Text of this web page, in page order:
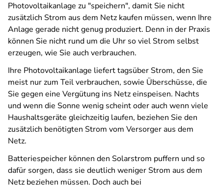
Photovoltaikanlage zu "speichern", damit Sie nicht
zusätzlich Strom aus dem Netz kaufen müssen, wenn Ihre
Anlage gerade nicht genug produziert. Denn in der Praxis
können Sie nicht rund um die Uhr so viel Strom selbst
erzeugen, wie Sie auch verbrauchen.
Ihre Photovoltaikanlage liefert tagsüber Strom, den Sie
meist nur zum Teil verbrauchen, sowie Überschüsse, die
Sie gegen eine Vergütung ins Netz einspeisen. Nachts
und wenn die Sonne wenig scheint oder auch wenn viele
Haushaltsgeräte gleichzeitig laufen, beziehen Sie den
zusätzlich benötigten Strom vom Versorger aus dem
Netz.
Batteriespeicher können den Solarstrom puffern und so
dafür sorgen, dass sie deutlich weniger Strom aus dem
Netz beziehen müssen. Doch auch bei